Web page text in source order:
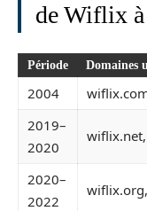
de Wiflix
Période Domaines
2004
2019–
2020
2020–
2022